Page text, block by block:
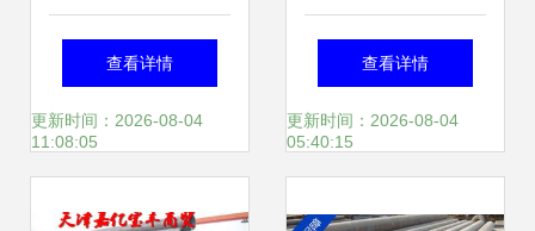
钢管经销商 钢管防
腐领域的防锈专家
查看详情
更新时间：2026-08-04
11:08:05
35CrMO无缝钢管
材质、特性与应用
查看详情
更新时间：2026-08-04
05:40:15